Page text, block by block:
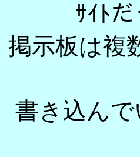
ｻｲﾄ
掲示板は複
書き込ん